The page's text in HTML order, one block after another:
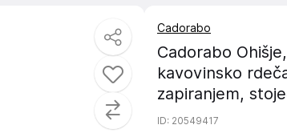
Cadorabo
Cadorabo
kavovinsko
zapiranjem,
ID: 20549417